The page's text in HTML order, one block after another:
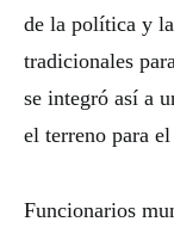
de la política y
tradicionales
se integró así a
el terreno para
Funcionarios